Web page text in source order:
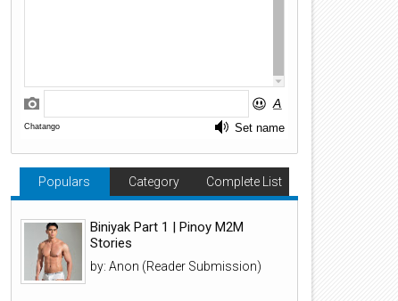
Populars Category Complete List
Biniyak Part 1 | Pinoy M2M
Stories
by: Anon (Reader Submission)